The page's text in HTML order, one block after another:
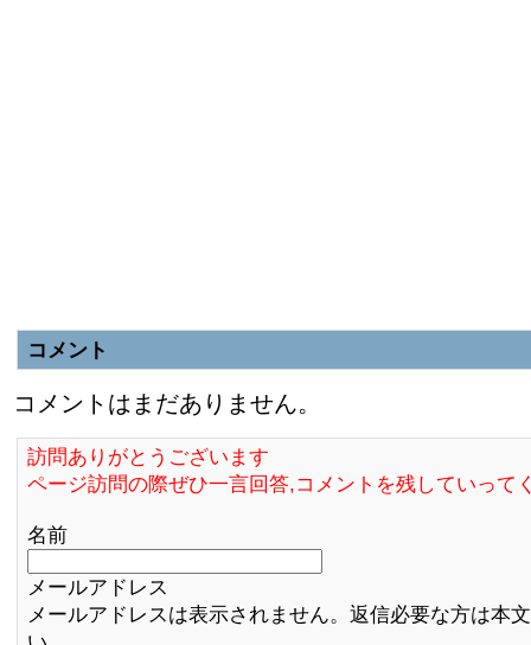
コメント
コメントはまだありません。
訪問ありがとうございます
ページ訪問の際ぜひ一言回答,コメントを残していって
名前
メールアドレス
メールアドレスは表示されません。返信必要な方は本